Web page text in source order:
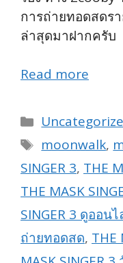
การถ่ายทอดสดร
ล่าสุดมาฝากครับ
Read more
Categories
Tags
moonwalk,
SINGER 3, THE
THE MASK
SINGER 3 ดูออน
ถ่ายทอดสด, THE